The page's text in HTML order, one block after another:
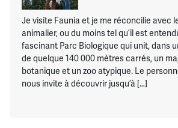
Je visite Faunia et je me réconcilie avec
animalier, ou du moins tel qu’il est
fascinant Parc Biologique qui unit, dans
de quelque 140 000 mètres carrés, un
botanique et un zoo atypique. Le
nous invite à découvrir jusqu’à […]